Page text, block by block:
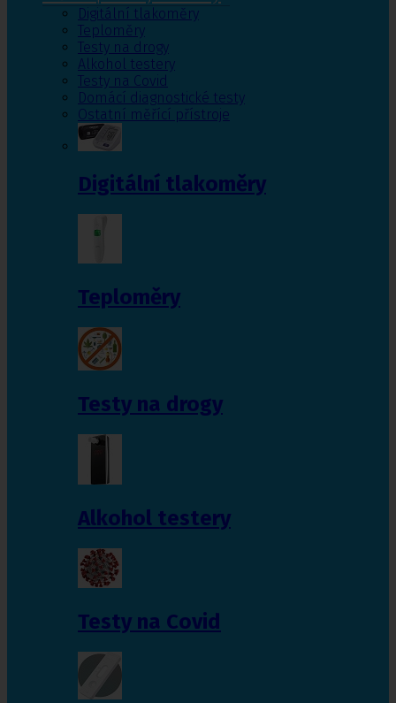
Digitální tlakoměry
Teploměry
Testy na drogy
Alkohol testery
Testy na Covid
Domácí diagnostické testy
Ostatní měřící přístroje
Digitální tlakoměry
Teploměry
Testy na drogy
Alkohol testery
Testy na Covid